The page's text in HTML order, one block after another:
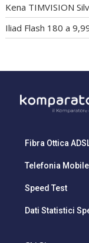
Kena TIMVISION
Iliad Flash 180 a
Fibra Ottica
Telefonia Mobile
Speed Test
Dati Statistici